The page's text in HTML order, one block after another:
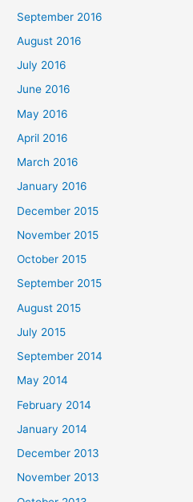
September 2016
August 2016
July 2016
June 2016
May 2016
April 2016
March 2016
January 2016
December 2015
November 2015
October 2015
September 2015
August 2015
July 2015
September 2014
May 2014
February 2014
January 2014
December 2013
November 2013